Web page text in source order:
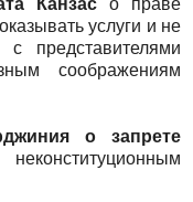
услуги и не
представителями
соображениям
о запрете